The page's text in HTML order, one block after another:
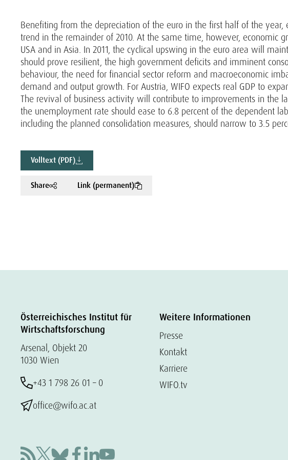
Benefiting from the depreciation of the euro in the first half of the year,
trend in the remainder of 2010. At the same time, however, economic
USA and in Asia. In 2011, the cyclical upswing in the euro area will
should prove resilient, the high government deficits and imminent
behaviour, the need for financial sector reform and macroeconomic
demand and output growth. For Austria, WIFO expects real GDP to
The revival of business activity will contribute to improvements in the
the unemployment rate should ease to 6.8 percent of the dependent
including the planned consolidation measures, should narrow to 3.5
Volltext (PDF)
Share Link (permanent)
Österreichisches Institut für
Wirtschaftsforschung
Arsenal, Objekt 20
1030 Wien
+43 1 798 26 01 – 0
office@wifo.ac.at
Weitere Informationen
Presse
Kontakt
Karriere
WIFO.tv